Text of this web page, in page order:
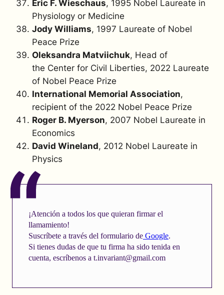
Eric F. Wieschaus, 1995 Nobel Laureate in
Physiology or Medicine
Jody Williams, 1997 Laureate of Nobel
Peace Prize
Oleksandra Matviichuk, Head of
the Center for Civil Liberties, 2022 Laureate
of Nobel Peace Prize
International Memorial Association,
recipient of the 2022 Nobel Peace Prize
Roger B. Myerson, 2007 Nobel Laureate in
Economics
David Wineland, 2012 Nobel Laureate in
Physics
¡Atención a todos los que quieran firmar el
llamamiento!
Suscríbete a través del formulario deGoogle.
Si tienes dudas de que tu firma ha sido tenida en
cuenta, escríbenos a t.invariant@gmail.com